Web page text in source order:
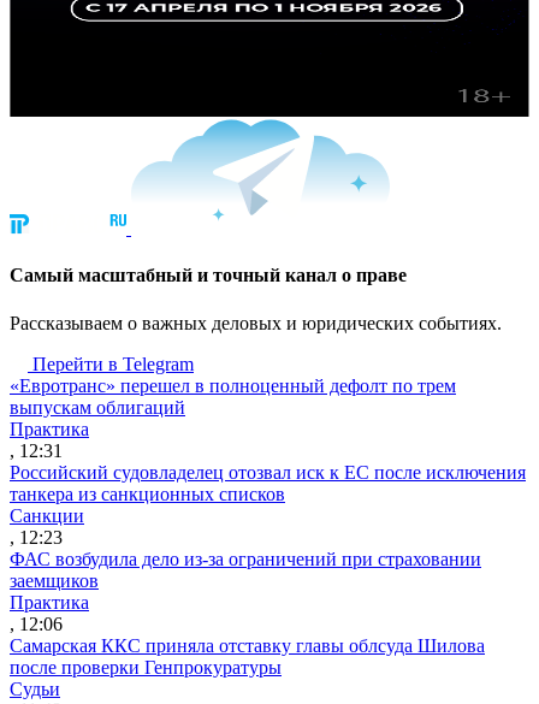
Cамый масштабный и точный канал о праве
Рассказываем о важных деловых и юридических событиях.
Перейти в Telegram
«Евротранс» перешел в полноценный дефолт по трем
выпускам облигаций
Практика
, 12:31
Российский судовладелец отозвал иск к ЕС после исключения
танкера из санкционных списков
Санкции
, 12:23
ФАС возбудила дело из-за ограничений при страховании
заемщиков
Практика
, 12:06
Самарская ККС приняла отставку главы облсуда Шилова
после проверки Генпрокуратуры
Судьи